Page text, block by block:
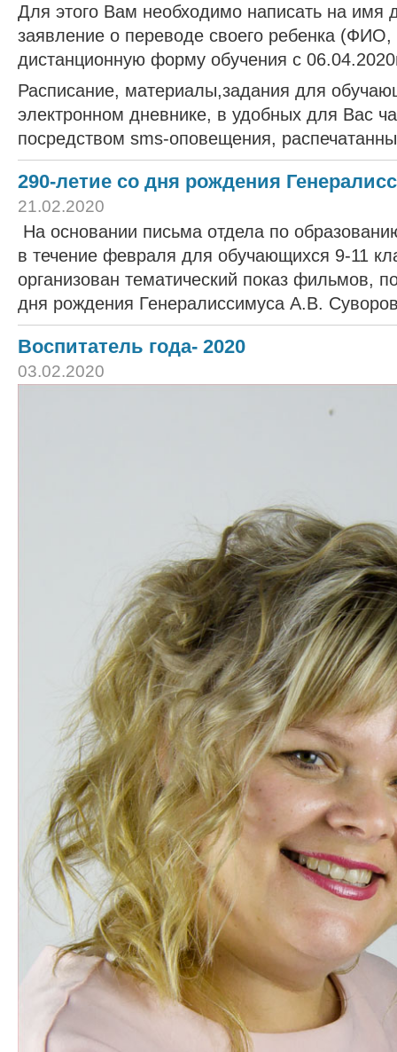
Для этого Вам необходимо написать на имя
заявление о переводе своего ребенка
дистанционную форму обучения с
Расписание, материалы,задания для
электронном дневнике, в удобных для Вас
посредством sms-оповещения,
290-летие со дня рождения
21.02.2020
На основании письма отдела по
в течение февраля для обучающихся 9-11
организован тематический показ фильмов,
дня рождения Генералиссимуса А.В.
Воспитатель года- 2020
03.02.2020